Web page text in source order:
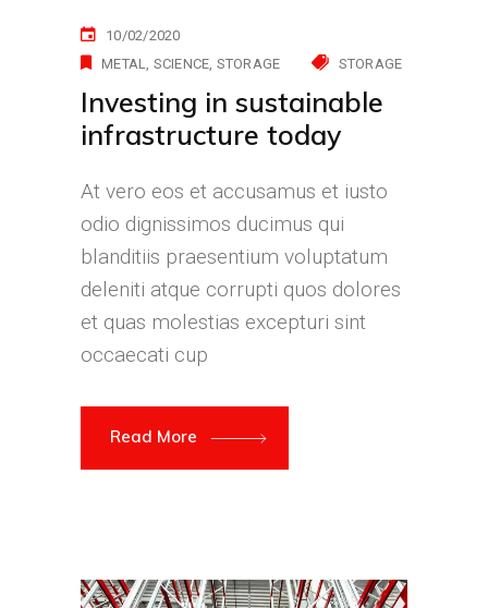
10/02/2020
METAL
SCIENCE STORAGE STORAGE
Investing in sustainable
infrastructure today
At vero eos et accusamus et iusto
odio dignissimos ducimus qui
blanditiis praesentium voluptatum
deleniti atque corrupti quos dolores
et quas molestias excepturi sint
occaecati cup
Read More